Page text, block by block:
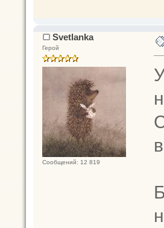
Svetlanka
Герой
Сообщений: 12 819